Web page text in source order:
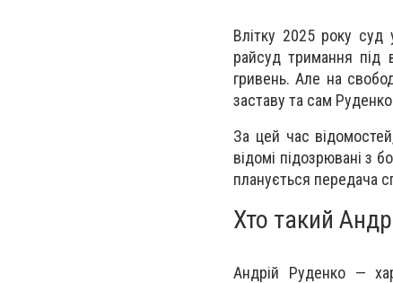
Влітку 2025 року
райсуд тримання під
гривень. Але на
заставу та сам
За цей час
відомі підозрювані з
планується передача
Хто такий
Андрій Руденко —